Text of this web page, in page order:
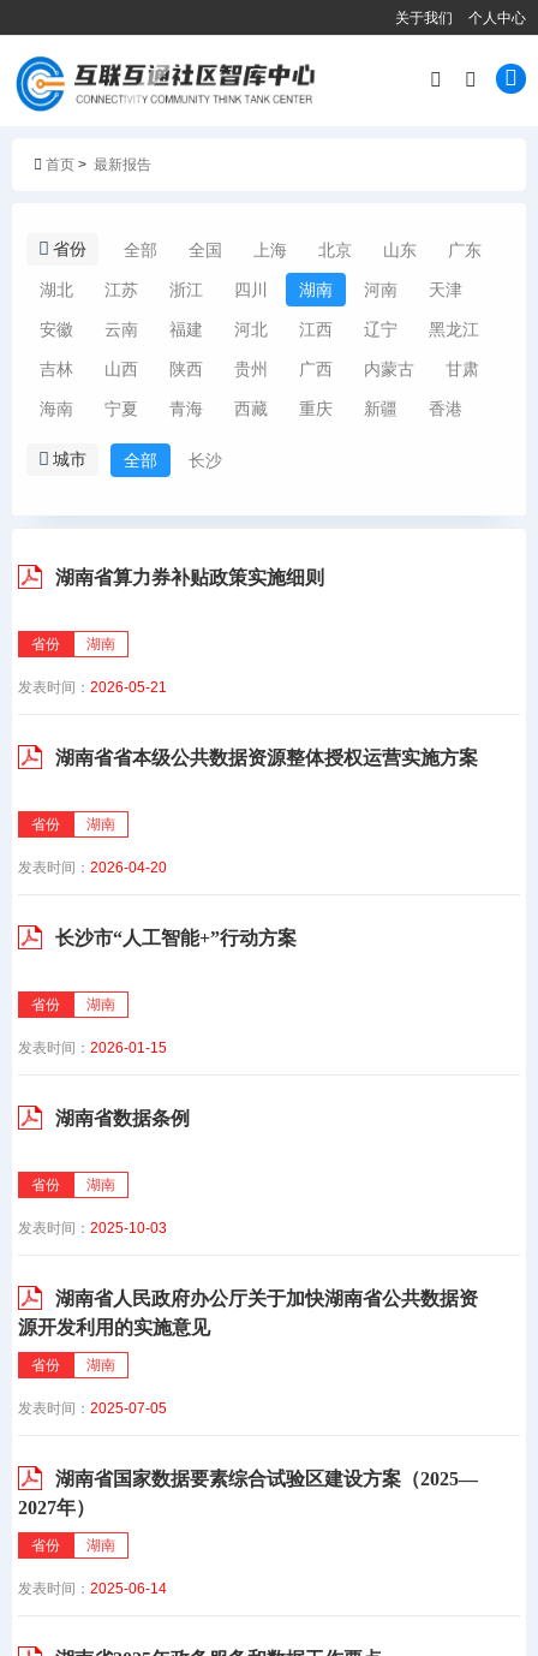
关于我们 个人中心
首页 > 最新报告
省份 全部 全国 上海 北京 山东 广东
湖北 江苏 浙江 四川 湖南 河南 天津
安徽 云南 福建 河北 江西 辽宁 黑龙江
吉林 山西 陕西 贵州 广西 内蒙古 甘肃
海南 宁夏 青海 西藏 重庆 新疆 香港
城市 全部 长沙
湖南省算力券补贴政策实施细则
省份 湖南
发表时间： 2026-05-21
湖南省省本级公共数据资源整体授权运营实施方案
省份 湖南
发表时间： 2026-04-20
长沙市“人工智能+”行动方案
省份 湖南
发表时间： 2026-01-15
湖南省数据条例
省份 湖南
发表时间： 2025-10-03
湖南省人民政府办公厅关于加快湖南省公共数据资
源开发利用的实施意见
省份 湖南
发表时间： 2025-07-05
湖南省国家数据要素综合试验区建设方案（2025—
2027年）
省份 湖南
发表时间： 2025-06-14